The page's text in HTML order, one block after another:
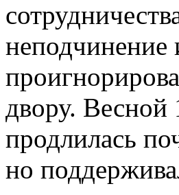
двору. Весной
продлилась
но